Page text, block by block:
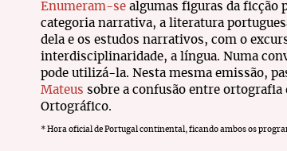
Enumeram-se algumas figuras da ficção
categoria narrativa, a literatura
dela e os estudos narrativos, com o
interdisciplinaridade, a língua. Numa
pode utilizá-la. Nesta mesma emissão,
Mateus sobre a confusão entre
Ortográfico.
* Hora oficial de Portugal continental, ficando ambos os